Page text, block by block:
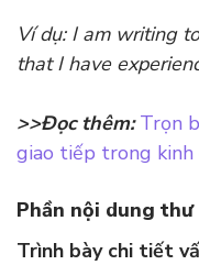
Ví dụ: I am writing
that I have
>>Đọc thêm: Trọn
giao tiếp trong kinh
Phần nội dung thư
Trình bày chi tiết